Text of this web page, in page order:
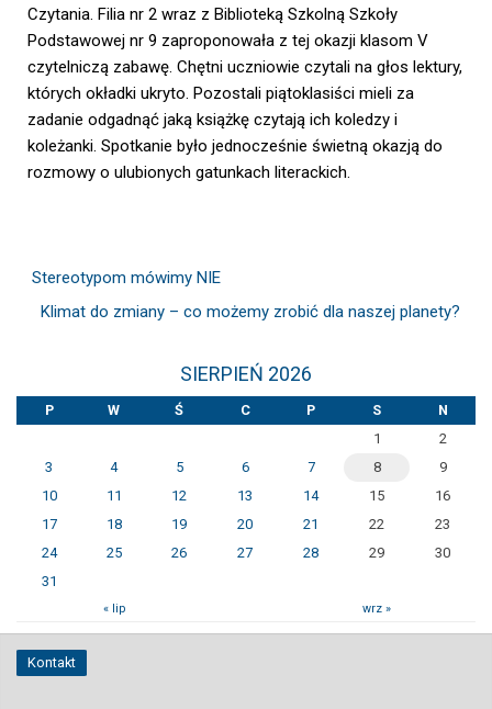
Czytania. Filia nr 2 wraz z Biblioteką Szkolną Szkoły
Podstawowej nr 9 zaproponowała z tej okazji klasom V
czytelniczą zabawę. Chętni uczniowie czytali na głos lektury,
których okładki ukryto. Pozostali piątoklasiści mieli za
zadanie odgadnąć jaką książkę czytają ich koledzy i
koleżanki. Spotkanie było jednocześnie świetną okazją do
rozmowy o ulubionych gatunkach literackich.
Stereotypom mówimy NIE
Klimat do zmiany – co możemy zrobić dla naszej planety?
SIERPIEŃ 2026
P W Ś C P S
N
1
2
3
4 5 6 7 8
9
10
11 12 13 14 15
16
17
18 19 20 21 22
23
24
25 26 27 28 29
30
31
« lip wrz »
Kontakt